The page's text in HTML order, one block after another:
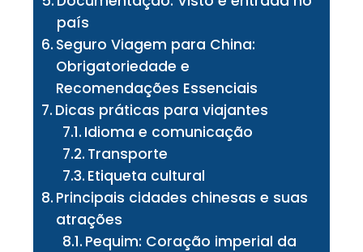
país
Seguro Viagem para China:
Obrigatoriedade e
Recomendações Essenciais
Dicas práticas para viajantes
Idioma e comunicação
Transporte
Etiqueta cultural
Principais cidades chinesas e suas
atrações
Pequim: Coração imperial da